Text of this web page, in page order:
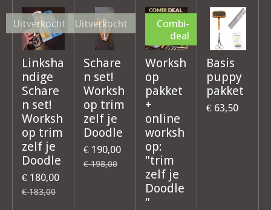
Uitverkocht
Linksha
ndige
Schare
n set!
Worksh
op trim
zelf je
Doodle
€ 180,00
€ 183,00
Uitverkocht
Schare
n set!
Worksh
op trim
zelf je
Doodle
€ 190,00
€ 198,00
Combi-
deal
Worksh
op
pakket
+
online
worksh
op:
"trim
zelf je
Doodle
"
Basis
puppy
pakket
€ 63,50